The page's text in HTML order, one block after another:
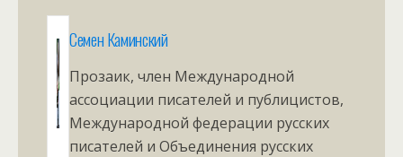
Семен Каминский
Прозаик, член Международной
ассоциации писателей и публицистов,
Международной федерации русских
писателей и Объединения русских